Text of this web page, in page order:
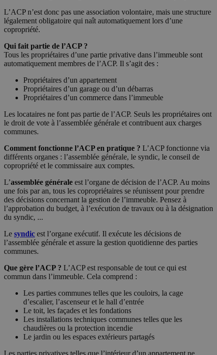
L’ACP n’est donc pas une association volontaire, mais une structure
légalement obligatoire qui naît automatiquement lors d’une
copropriété.
Qui fait partie de l’ACP ?
Tous les propriétaires d’une partie privative dans l’immeuble sont
automatiquement membres de l’ACP. Il s’agit des :
Propriétaires d’un appartement
Propriétaires d’un garage ou d’un débarras
Propriétaires d’un commerce dans l’immeuble
Les locataires ne font pas partie de l’ACP. Seuls les propriétaires ont
le droit de vote à l’assemblée générale et contribuent aux charges
communes.
Comment fonctionne l’ACP en pratique ? L’ACP fonctionne via
différents organes : l’assemblée générale, le syndic, le conseil de
copropriété et le commissaire aux comptes.
L’assemblée générale est l’organe de décision de l’ACP. Au moins
une fois par an, tous les copropriétaires se réunissent pour prendre
des décisions concernant la gestion de l’immeuble. Pensez à
l’approbation du budget, à l’exécution de travaux ou à la désignation
du syndic, ...
Le syndic est l’organe exécutif. Il exécute les décisions de
l’assemblée générale et assure la gestion quotidienne des parties
communes.
Que gère l’ACP ? L’ACP est responsable de tout ce qui est
commun dans l’immeuble. Cela comprend :
Les parties communes telles que les couloirs, la cage
d’escalier, l’ascenseur et le hall d’entrée
Le toit, les façades et les fondations
Les installations techniques communes telles que les
chaudières ou la protection incendie
Le jardin ou les espaces extérieurs partagés
Les parties privatives telles que l’intérieur d’un appartement ne